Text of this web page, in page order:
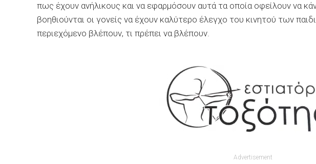
πως έχουν ανήλικους και να εφαρμόσουν αυτά τα οποία οφείλουν να
βοηθιούνται οι γονείς να έχουν καλύτερο έλεγχο του κινητού των
περιεχόμενο βλέπουν, τι πρέπει να βλέπουν.
Advertisement